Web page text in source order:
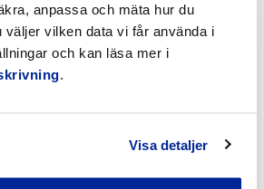
anpassa och mäta hur du
väljer vilken data vi får använda i
och kan läsa mer i
.
Visa detaljer